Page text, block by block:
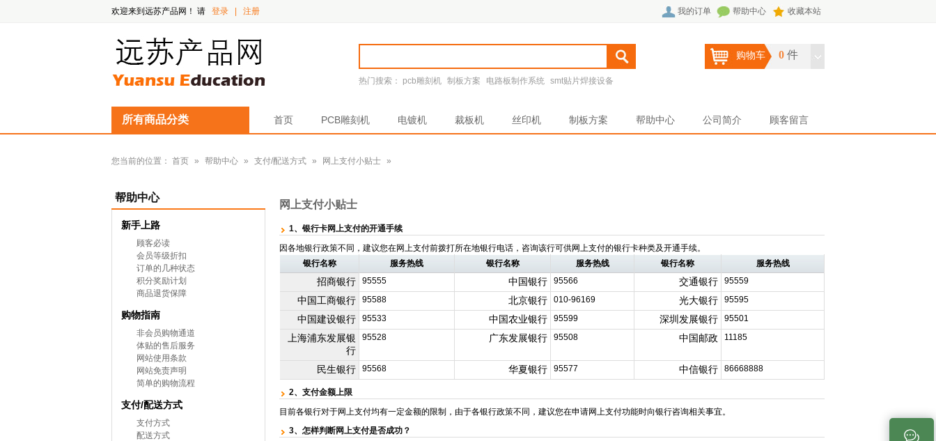
欢迎来到远苏产品网！ 请 登录 注册 我的订单 帮助中心 收藏本站
热门搜索： pcb雕刻机 制板方案 电路板制作系统 smt贴片焊接设备
购物车 0 件
所有商品分类 首页 PCB雕刻机 电镀机 裁板机 丝印机 制板方案 帮助中心 公司简介 顾客留言
您当前的位置： 首页 » 帮助中心 » 支付/配送方式 » 网上支付小贴士 »
帮助中心
新手上路
顾客必读
会员等级折扣
订单的几种状态
积分奖励计划
商品退货保障
购物指南
非会员购物通道
体贴的售后服务
网站使用条款
网站免责声明
简单的购物流程
支付/配送方式
支付方式
配送方式
网上支付小贴士
1、银行卡网上支付的开通手续
因各地银行政策不同，建议您在网上支付前拨打所在地银行电话，咨询该行可供网上支付的银行卡种类及开通手续。
银行名称
服务热线 银行名称 服务热线 银行名称 服务热线
招商银行 95555 中国银行 95566 交通银行 95559
中国工商银行 95588 北京银行 010-96169 光大银行 95595
中国建设银行 95533 中国农业银行 95599 深圳发展银行 95501
上海浦东发展银
行
95528 广东发展银行 95508 中国邮政 11185
民生银行 95568 华夏银行 95577 中信银行 86668888
2、支付金额上限
目前各银行对于网上支付均有一定金额的限制，由于各银行政策不同，建议您在申请网上支付功能时向银行咨询相关事宜。
3、怎样判断网上支付是否成功？